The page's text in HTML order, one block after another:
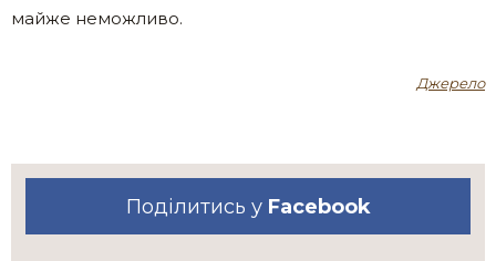
майже неможливо.
Джерело
Поділитись у Facebook